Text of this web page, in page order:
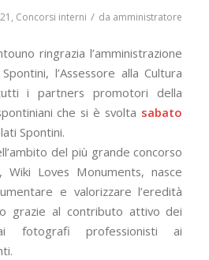
, Concorsi interni / da amministratore
ringrazia l’amministrazione
l’Assessore alla Cultura
i partners promotori della
che si è svolta sabato
Spontini.
del più grande concorso
Wiki Loves Monuments, nasce
e valorizzare l’eredità
grazie al contributo attivo dei
fotografi professionisti ai